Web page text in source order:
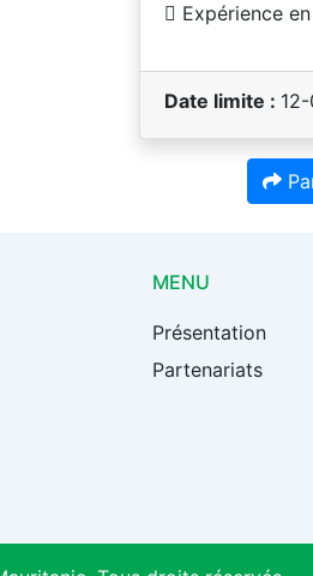
 Expérience
Date limite :
MENU
Présentation
Partenariats